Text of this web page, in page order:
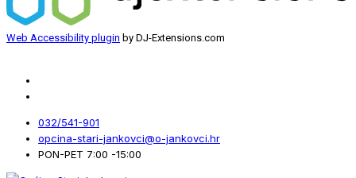
Web Accessibility plugin by DJ-Extensions.com
032/541-901
opcina-stari-jankovci@o-jankovci.hr
PON-PET 7:00 -15:00